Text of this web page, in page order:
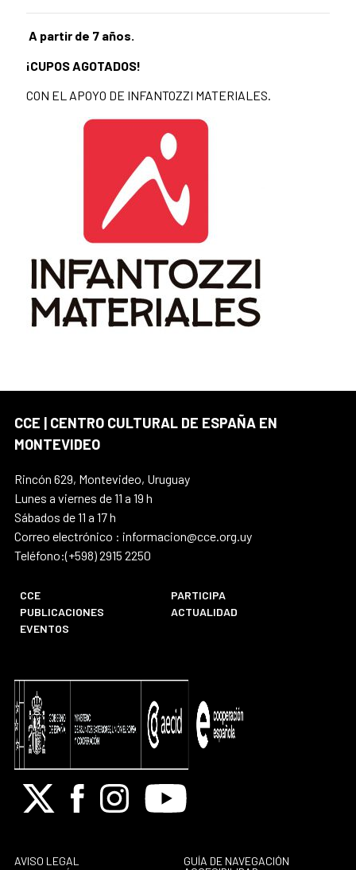
A partir de 7 años.
¡CUPOS AGOTADOS!
CON EL APOYO DE INFANTOZZI MATERIALES.
CCE | CENTRO CULTURAL DE ESPAÑA EN
MONTEVIDEO
Rincón 629, Montevideo, Uruguay
Lunes a viernes de 11 a 19 h
Sábados de 11 a 17 h
Correo electrónico : informacion@cce.org.uy
Teléfono:(+598) 2915 2250
CCE
PARTICIPA
PUBLICACIONES
ACTUALIDAD
EVENTOS
X FacebookInstagramYoutube
AVISO LEGAL
GUÍA DE NAVEGACIÓN